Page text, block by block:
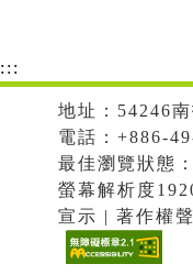
:::
地址：54246
電話：+886-
最佳瀏覽狀態
螢幕解析度
宣示 | 著作權